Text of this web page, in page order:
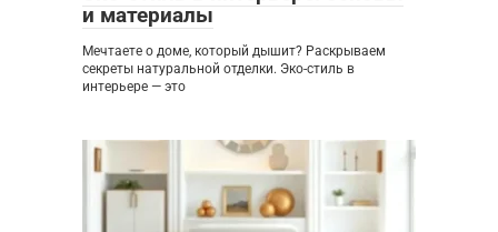
и материалы
Мечтаете о доме, который дышит? Раскрываем
секреты натуральной отделки. Эко-стиль в
интерьере — это